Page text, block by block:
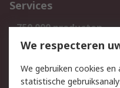
Services
750.000 producten
Bestellen
Track & Trace
We respecteren
We gebruiken cookies
statistische